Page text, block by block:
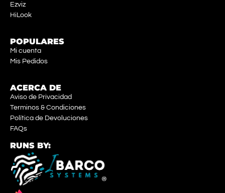
Ezviz
HiLook
POPULARES
Mi cuenta
Mis Pedidos
ACERCA DE
Aviso de Privacidad
Terminos & Condiciones
Política de Devoluciones
FAQs
RUNS BY: